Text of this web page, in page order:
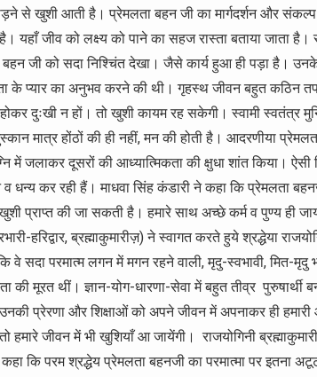
से खुशी आती है। प्रेमलता बहन जी का मार्गदर्शन और संकल्प
जीव को लक्ष्य को पाने का सहज रास्ता बताया जाता है।
जी को सदा निश्चिंत देखा। जैसे कार्य हुआ ही पड़ा है।
के प्यार का अनुभव करने की थी। गृहस्थ जीवन बहुत कठिन
दुःखी न हों। तो खुशी कायम रह सकेगी। स्वामी स्वतंत्र
मात्र होंठों की ही नहीं, मन की होती है। आदरणीया
में जलाकर दूसरों की आध्यात्मिकता की क्षुधा शांत किया। ऐसी
धन्य कर रही हैं। माधवा सिंह कंडारी ने कहा कि प्रेमलता
प्राप्त की जा सकती है। हमारे साथ अच्छे कर्म व पुण्य ही
हरिद्वार, ब्रह्माकुमारीज़) ने स्वागत करते हुये श्रद्धेया
सदा परमात्म लगन में मगन रहने वाली, मृदु-स्वभावी, मित-मृदु
मूरत थीं। ज्ञान-योग-धारणा-सेवा में बहुत तीव्र पुरुषार्थी
प्रेरणा और शिक्षाओं को अपने जीवन में अपनाकर ही
हमारे जीवन में भी खुशियाँ आ जायेंगी। राजयोगिनी
कि परम श्रद्धेय प्रेमलता बहनजी का परमात्मा पर इतना